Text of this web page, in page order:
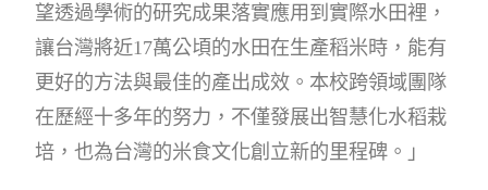
望透過學術的研究成果落實應用到實際水田裡，
讓台灣將近17萬公頃的水田在生產稻米時，能有
更好的方法與最佳的產出成效。本校跨領域團隊
在歷經十多年的努力，不僅發展出智慧化水稻栽
培，也為台灣的米食文化創立新的里程碑。」